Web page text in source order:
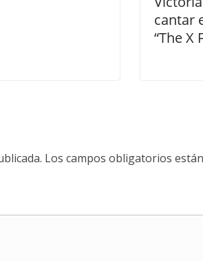
cantar
“The X
Los campos obligatorios